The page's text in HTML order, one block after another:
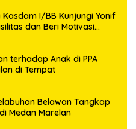
Kasdam I/BB Kunjungi Yonif
dan Beri Motivasi
terhadap Anak di PPA
di Tempat
Belawan Tangkap
Medan Marelan